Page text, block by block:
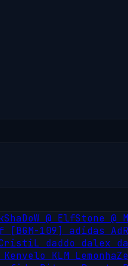
@ ElfStone @
[BGM-109] adidas
daddo dalex
Kenvelo KLM LemonhaZe